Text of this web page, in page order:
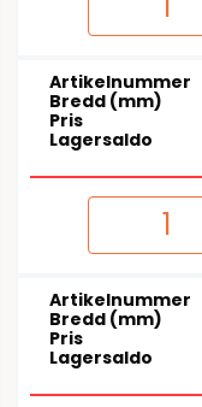
Artikelnummer
Bredd (mm)
Pris
Lagersaldo
Artikelnummer
Bredd (mm)
Pris
Lagersaldo